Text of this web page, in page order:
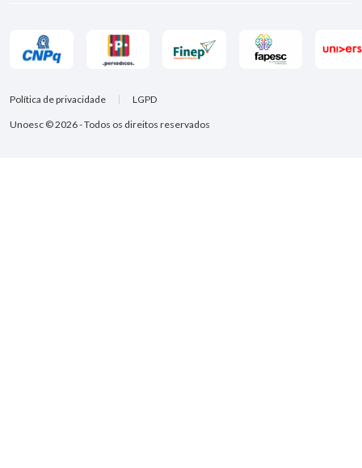
Unoesc © 2026 - Todos os direitos reservados
Política de privacidade LGPD